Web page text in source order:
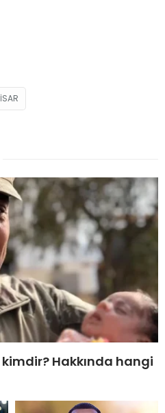
Hakkında hangi